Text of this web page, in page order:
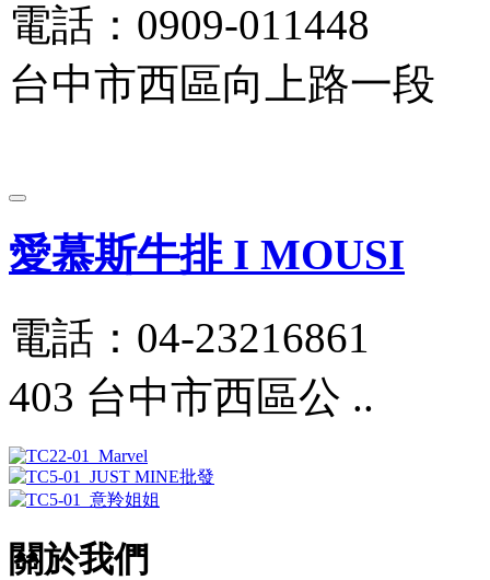
電話：0909-011448
台中市西區向上路一段
愛慕斯牛排 I MOUSI
電話：04-23216861
403 台中市西區公 ..
關於我們